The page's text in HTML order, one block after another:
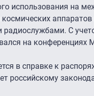
использования на
космических
С
на конференциях
в справке к
российскому